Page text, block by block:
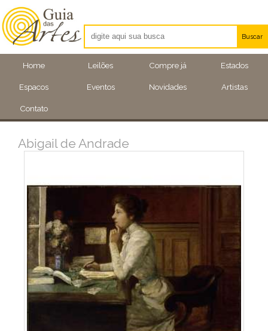
Home Leilões Compre já Estados
Espacos Eventos Novidades Artistas
Contato
Buscar
Artistas
Eventos
Abigail de Andrade